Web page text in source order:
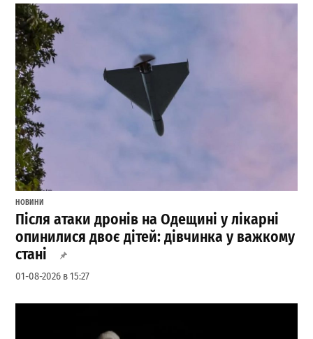
НОВИНИ
Після атаки дронів на Одещині у лікарні
опинилися двоє дітей: дівчинка у важкому
стані
01-08-2026 в 15:27